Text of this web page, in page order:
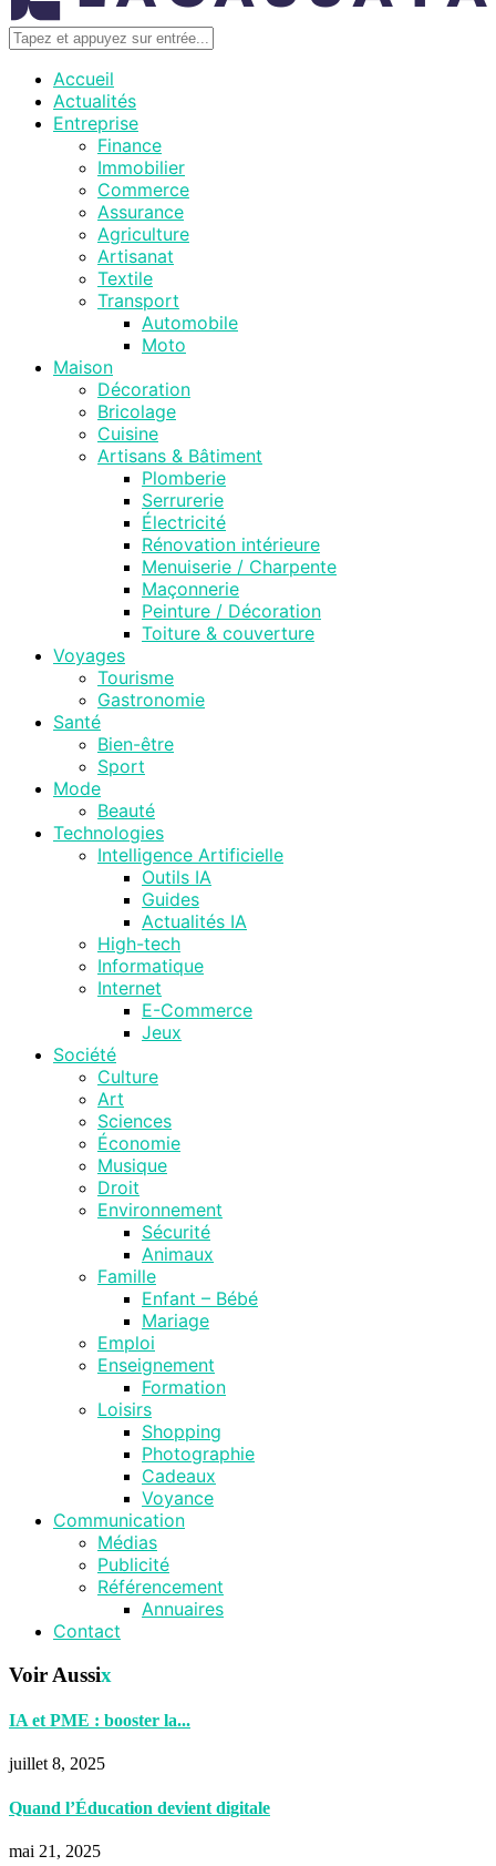
Accueil
Actualités
Entreprise
Finance
Immobilier
Commerce
Assurance
Agriculture
Artisanat
Textile
Transport
Automobile
Moto
Maison
Décoration
Bricolage
Cuisine
Artisans & Bâtiment
Plomberie
Serrurerie
Électricité
Rénovation intérieure
Menuiserie / Charpente
Maçonnerie
Peinture / Décoration
Toiture & couverture
Voyages
Tourisme
Gastronomie
Santé
Bien-être
Sport
Mode
Beauté
Technologies
Intelligence Artificielle
Outils IA
Guides
Actualités IA
High-tech
Informatique
Internet
E-Commerce
Jeux
Société
Culture
Art
Sciences
Économie
Musique
Droit
Environnement
Sécurité
Animaux
Famille
Enfant – Bébé
Mariage
Emploi
Enseignement
Formation
Loisirs
Shopping
Photographie
Cadeaux
Voyance
Communication
Médias
Publicité
Référencement
Annuaires
Contact
Voir Aussix
IA et PME : booster la...
juillet 8, 2025
Quand l’Éducation devient digitale
mai 21, 2025